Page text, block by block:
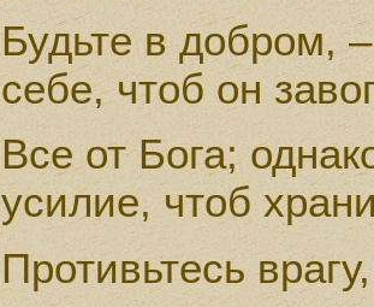
Будьте в добром,
себе, чтоб он
Все от Бога;
усилие, чтоб
Противьтесь